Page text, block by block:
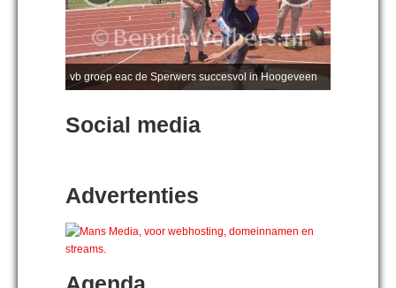
vb groep eac de Sperwers succesvol in Hoogeveen
Social media
Advertenties